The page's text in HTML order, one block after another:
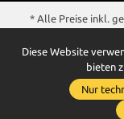
* Alle Preise inkl.
** Der Verkauf
Umsatzsteuer bei
Diese Website
bieten
Nur